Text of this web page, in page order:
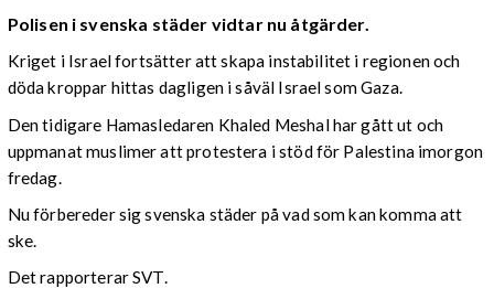
Polisen i svenska städer vidtar nu åtgärder.
Kriget i Israel fortsätter att skapa instabilitet i regionen och
döda kroppar hittas dagligen i såväl Israel som Gaza.
Den tidigare Hamasledaren Khaled Meshal har gått ut och
uppmanat muslimer att protestera i stöd för Palestina imorgon
fredag.
Nu förbereder sig svenska städer på vad som kan komma att
ske.
Det rapporterar SVT.